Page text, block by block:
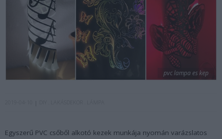
pvc lampa es kep
Egyszerű PVC csőből alkotó kezek munkája nyomán varázslatos